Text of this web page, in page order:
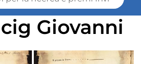
Giovanni